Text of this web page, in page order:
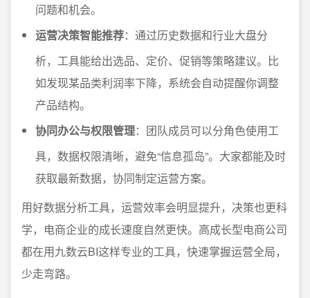
问题和机会。
运营决策智能推荐：通过历史数据和行业大盘分
析，工具能给出选品、定价、促销等策略建议。比
如发现某品类利润率下降，系统会自动提醒你调整
产品结构。
协同办公与权限管理：团队成员可以分角色使用工
具，数据权限清晰，避免“信息孤岛”。大家都能及时
获取最新数据，协同制定运营方案。
用好数据分析工具，运营效率会明显提升，决策也更科
学，电商企业的成长速度自然更快。高成长型电商公司
都在用九数云BI这样专业的工具，快速掌握运营全局，
少走弯路。